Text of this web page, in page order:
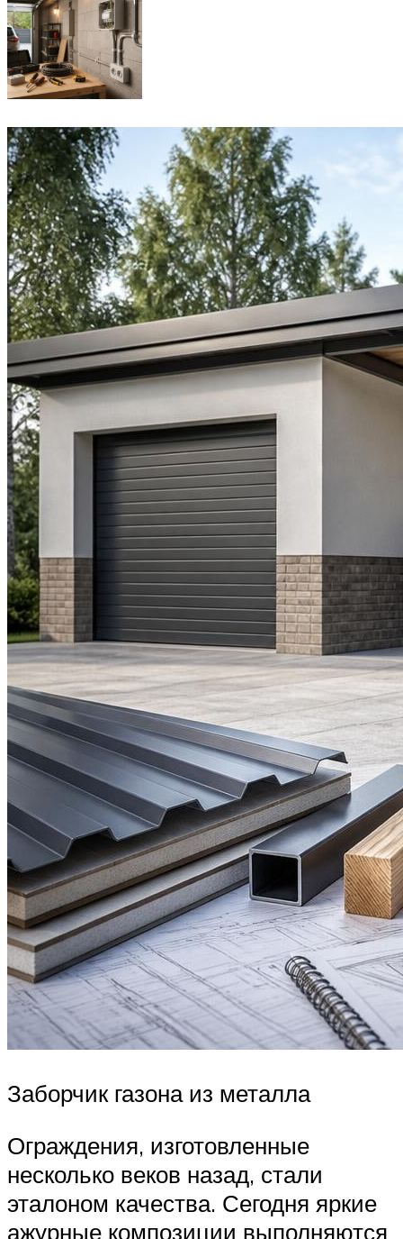
Заборчик газона из металла
Ограждения, изготовленные
несколько веков назад, стали
эталоном качества. Сегодня яркие
ажурные композиции выполняются